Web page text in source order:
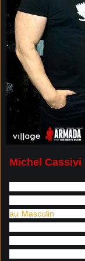
Michel Cassivi
au Masculin